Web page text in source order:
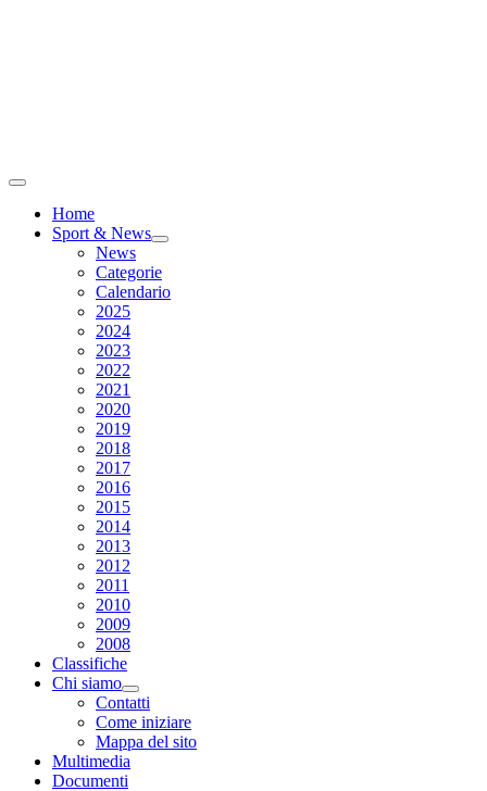
Home
Sport & News
News
Categorie
Calendario
2025
2024
2023
2022
2021
2020
2019
2018
2017
2016
2015
2014
2013
2012
2011
2010
2009
2008
Classifiche
Chi siamo
Contatti
Come iniziare
Mappa del sito
Multimedia
Documenti